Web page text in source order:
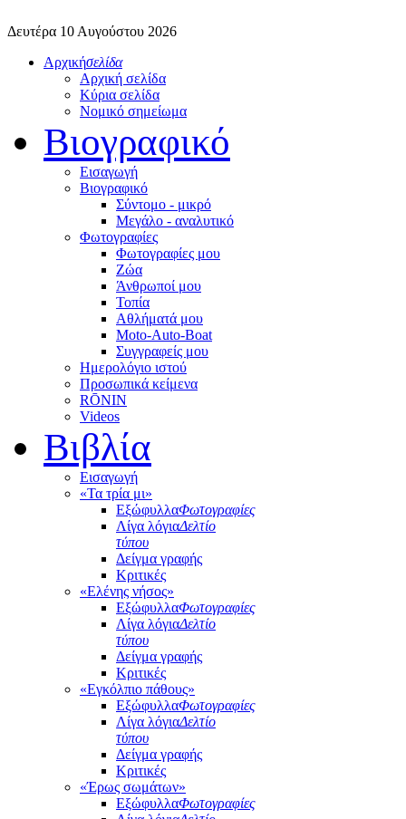
Δευτέρα 10 Αυγούστου 2026
Αρχικήσελίδα
Αρχική σελίδα
Κύρια σελίδα
Νομικό σημείωμα
Βιογραφικό
Εισαγωγή
Βιογραφικό
Σύντομο - μικρό
Μεγάλο - αναλυτικό
Φωτογραφίες
Φωτογραφίες μου
Ζώα
Άνθρωποί μου
Τοπία
Αθλήματά μου
Moto-Auto-Boat
Συγγραφείς μου
Ημερολόγιο ιστού
Προσωπικά κείμενα
RŌNIN
Videos
Βιβλία
Εισαγωγή
«Τα τρία μι»
ΕξώφυλλαΦωτογραφίες
Λίγα λόγιαΔελτίο
τύπου
Δείγμα γραφής
Κριτικές
«Ελένης νήσος»
ΕξώφυλλαΦωτογραφίες
Λίγα λόγιαΔελτίο
τύπου
Δείγμα γραφής
Κριτικές
«Εγκόλπιο πάθους»
ΕξώφυλλαΦωτογραφίες
Λίγα λόγιαΔελτίο
τύπου
Δείγμα γραφής
Κριτικές
«Έρως σωμάτων»
ΕξώφυλλαΦωτογραφίες